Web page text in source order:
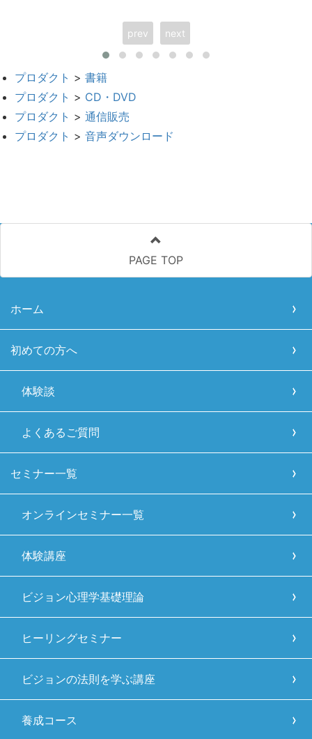
prev next
プロダクト > 書籍
プロダクト > CD・DVD
プロダクト > 通信販売
プロダクト > 音声ダウンロード
PAGE TOP
ホーム
初めての方へ
体験談
よくあるご質問
セミナー一覧
オンラインセミナー一覧
体験講座
ビジョン心理学基礎理論
ヒーリングセミナー
ビジョンの法則を学ぶ講座
養成コース